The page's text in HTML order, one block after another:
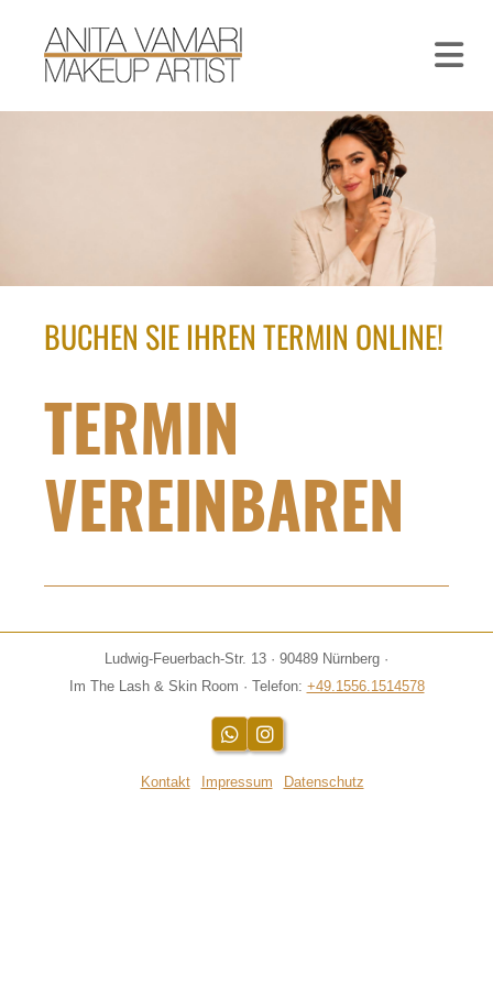
BUCHEN SIE IHREN TERMIN ONLINE!
TERMIN
VEREINBAREN
Ludwig-Feuerbach-Str. 13 · 90489 Nürnberg ·
Im The Lash & Skin Room · Telefon: +49.1556.1514578
WhatsApp
Kontakt Impressum Datenschutz